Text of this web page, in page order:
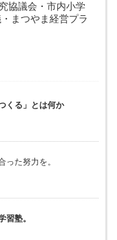
協議会・市内小学
まつやま経営プラ
くる」とは何か
った努力を。
習塾。